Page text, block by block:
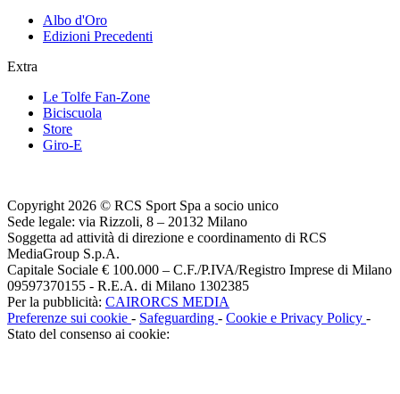
Albo d'Oro
Edizioni Precedenti
Extra
Le Tolfe Fan-Zone
Biciscuola
Store
Giro-E
Copyright 2026 © RCS Sport Spa a socio unico
Sede legale: via Rizzoli, 8 – 20132 Milano
Soggetta ad attività di direzione e coordinamento di RCS
MediaGroup S.p.A.
Capitale Sociale € 100.000 – C.F./P.IVA/Registro Imprese di Milano
09597370155 - R.E.A. di Milano 1302385
Per la pubblicità: CAIRORCS MEDIA
Preferenze sui cookie - Safeguarding - Cookie e Privacy Policy -
Stato del consenso ai cookie: